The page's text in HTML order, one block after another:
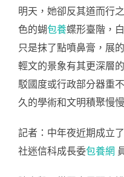
明天，她卻反其道而行
色的蝴包養蝶形臺階，
只是抹了點噴鼻膏，展
輕文的景象有其更深層
駁國度或行政部分器重
久的學術和文明積聚慢
記者：中年夜近期成立
社迷信科成長委包養網